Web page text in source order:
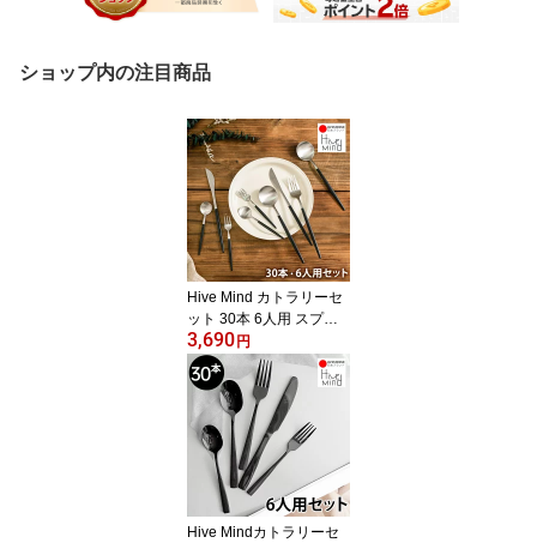
ショップ内の注目商品
Hive Mind カトラリーセ
ット 30本 6人用 スプー
ン フォーク ナイフ デザ
ートスプーン デザートフ
ォーク レストラン ディ
ナー デザート おしゃれ
食洗機対応 家庭用 来客
用 北欧風 プレゼン ギフ
ト お祝い
3,690円
Hive Mindカトラリーセ